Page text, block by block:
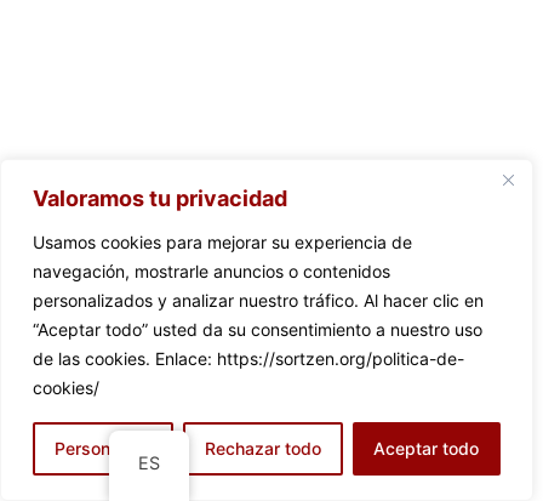
Valoramos tu privacidad
Usamos cookies para mejorar su experiencia de
navegación, mostrarle anuncios o contenidos
personalizados y analizar nuestro tráfico. Al hacer clic en
“Aceptar todo” usted da su consentimiento a nuestro uso
de las cookies. Enlace: https://sortzen.org/politica-de-
cookies/
Personalizar Rechazar todo Aceptar todo
ES